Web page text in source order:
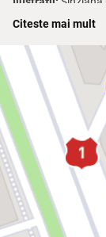
Foto afiș:Bogdan
Durata:
1 h 20 min
Producție
în cadrul
Un spectacol
dintre trăire și
realitate.
vârstele prin
descoperă de
care reușește să
determinare și
Citeste mai mult